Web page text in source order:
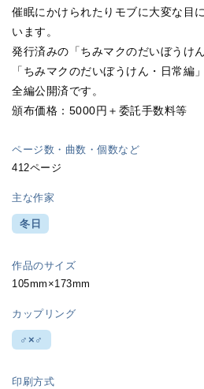
催眠にかけられたりモブに大変な目
います。
発行済みの「ちみマクのだいぼうけ
「ちみマクのだいぼうけん・日常編
全編公開済です。
頒布価格：5000円＋委託手数料等
ページ数・曲数・個数など
412ページ
主な作家
冬日
作品のサイズ
105mm×173mm
カップリング
♂×♂
印刷方式